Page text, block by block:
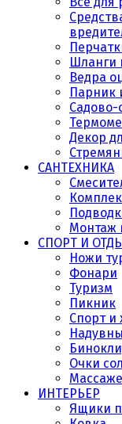
Шланги
Ведра
Парник
Садово-
Декор
САНТЕХНИКА
Монтаж
СПОРТ И
Ножи
Фонари
Туризм
Пикник
Спорт и
Очки
ИНТЕРЬЕР
Ящики